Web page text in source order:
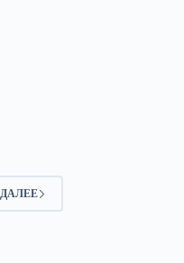
ДАЛЕЕ